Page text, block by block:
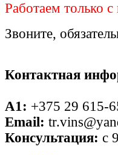
Работаем только
Звоните,
Контактная
A1: +375 29 615-
Email:
Консультация: с